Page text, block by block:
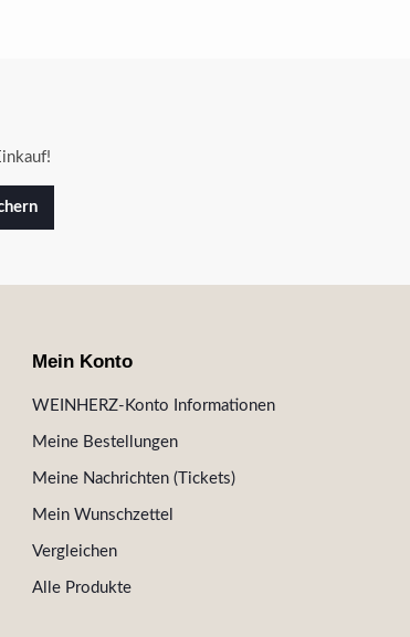
Mein Konto
WEINHERZ-Konto Informationen
Meine Bestellungen
Meine Nachrichten (Tickets)
Mein Wunschzettel
Vergleichen
Alle Produkte